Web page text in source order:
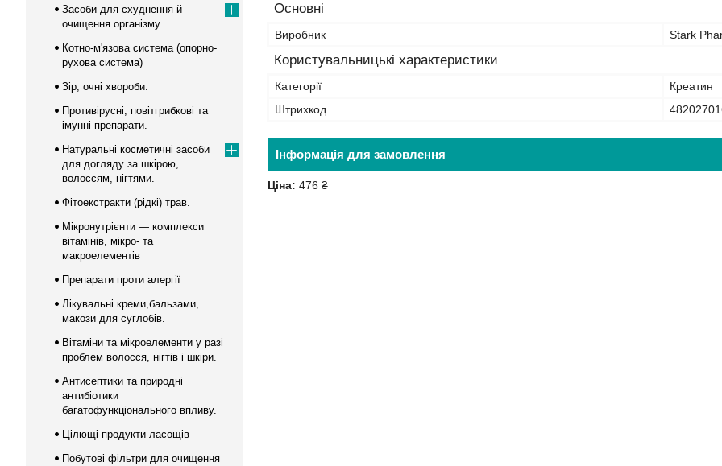
Основні
Виробник Stark
Користувальницькі характеристики
Категорії
Креатин
Штрихкод
Інформація для замовлення
Ціна: 476 ₴
Засоби для схуднення й
очищення організму
Котно-м'язова система (опорно-
рухова система)
Зір, очні хвороби.
Противірусні, повітгрибкові та
імунні препарати.
Натуральні косметичні засоби
для догляду за шкірою,
волоссям, нігтями.
Фітоекстракти (рідкі) трав.
Мікронутрієнти — комплекси
вітамінів, мікро- та
макроелементів
Препарати проти алергії
Лікувальні креми,бальзами,
макози для суглобів.
Вітаміни та мікроелементи у разі
проблем волосся, нігтів і шкіри.
Антисептики та природні
антибіотики
багатофункціонального впливу.
Цілющі продукти ласощів
Побутові фільтри для очищення